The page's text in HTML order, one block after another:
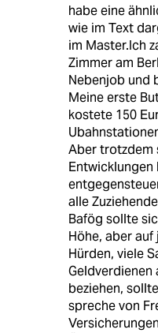
habe eine
wie im Text
im Master.Ich
Zimmer am
Nebenjob und
Meine erste
kostete 150
Aber trotzdem
Entwicklungen
alle
Bafög sollte
Höhe, aber
Hürden, viele
Geldverdienen
beziehen,
spreche von